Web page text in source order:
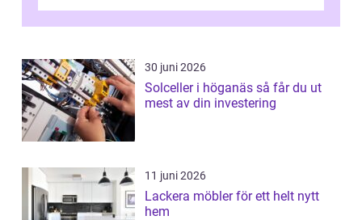
30 juni 2026
Solceller i höganäs så får du ut
mest av din investering
11 juni 2026
Lackera möbler för ett helt nytt
hem